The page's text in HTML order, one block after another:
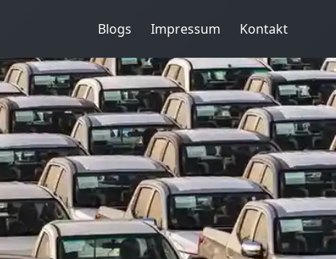
Blogs Impressum Kontakt